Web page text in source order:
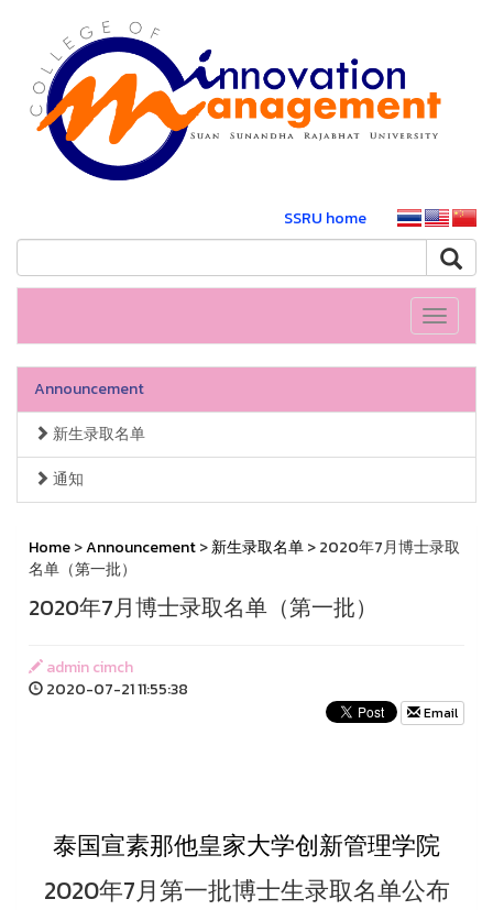
SSRU home
Toggle
Announcement
新生录取名单
通知
Home>Announcement>新生录取名单> 2020年7月博士录取
名单（第一批）
2020年7月博士录取名单（第一批）
admin cimch
2020-07-21 11:55:38
Email
泰国宣素那他皇家大学创新管理学院
2020年7月第一批博士生录取名单公布